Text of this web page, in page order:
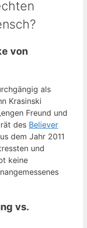
von
als
Krasinski
Freund und
des Believer
dem Jahr 2011
und
keine
vs.